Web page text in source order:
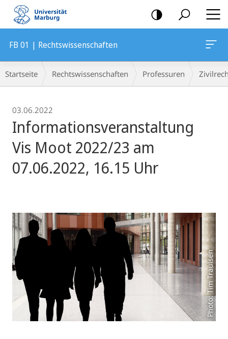
Mobile-
Navigation
FB 01 | Rechtswissenschaften
Breadcrumb-
Navigation
Startseite Rechtswissenschaften Professuren
03.06.2022
Informationsveranstaltung
Vis Moot 2022/23 am
07.06.2022, 16.15 Uhr
Photo: Tim Traulsen